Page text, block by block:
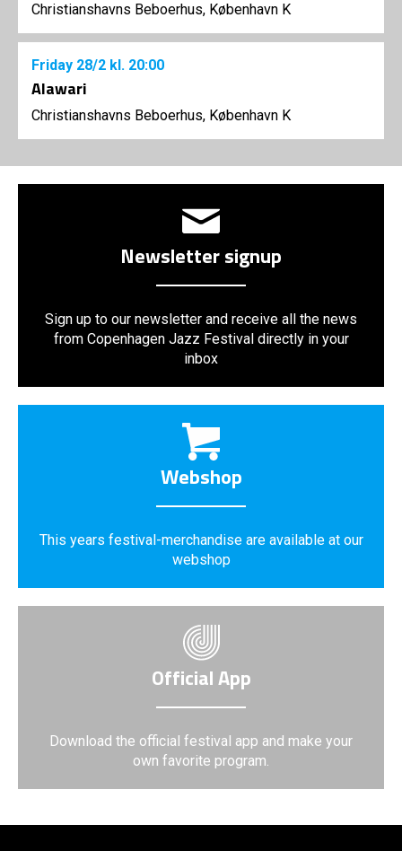
Christianshavns Beboerhus, København K
Friday 28/2 kl. 20:00
Alawari
Christianshavns Beboerhus, København K
Newsletter signup
Sign up to our newsletter and receive all the news
from Copenhagen Jazz Festival directly in your
inbox
Webshop
This years festival-merchandise are available at our
webshop
Official App
Download the official festival app and make your
own favorite program.